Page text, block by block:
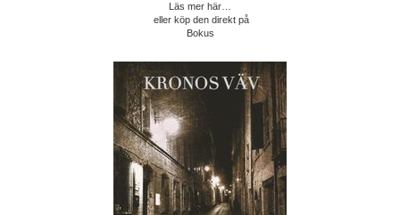
Läs mer här…
eller köp den direkt på
Bokus